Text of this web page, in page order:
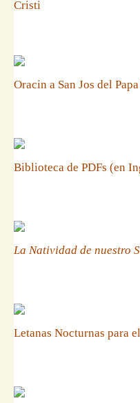
Cristi
Oracin a San Jos del
Biblioteca de PDFs (en
La Natividad de nuestro
Letanas Nocturnas para